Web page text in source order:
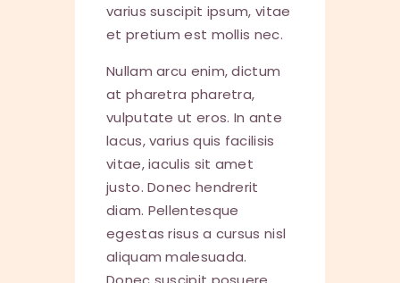
varius suscipit ipsum, vitae
et pretium est mollis nec.
Nullam arcu enim, dictum
at pharetra pharetra,
vulputate ut eros. In ante
lacus, varius quis facilisis
vitae, iaculis sit amet
justo. Donec hendrerit
diam. Pellentesque
egestas risus a cursus nisl
aliquam malesuada.